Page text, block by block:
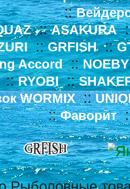
::
::ASAKURA
::GRFISH::
Accord::NOEBY
RYOBI ::
WORMIX::
::Фаворит